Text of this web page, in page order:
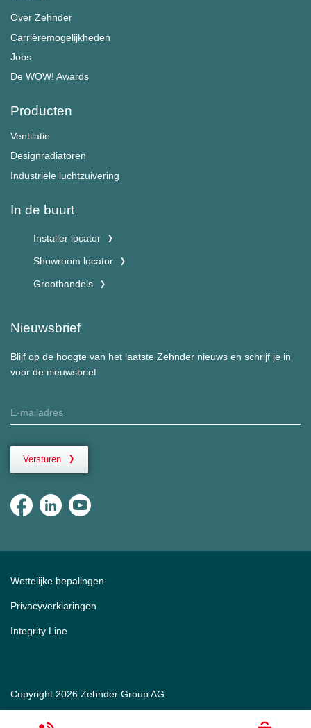
Over Zehnder
Carrièremogelijkheden
Jobs
De WOW! Awards
Producten
Ventilatie
Designradiatoren
Industriële luchtzuivering
In de buurt
Installer locator
Showroom locator
Groothandels
Nieuwsbrief
Blijf op de hoogte van het laatste Zehnder nieuws en schrijf je in
voor de nieuwsbrief
Versturen
Copyright 2026 Zehnder Group AG
Wettelijke bepalingen
Privacyverklaringen
Integrity Line